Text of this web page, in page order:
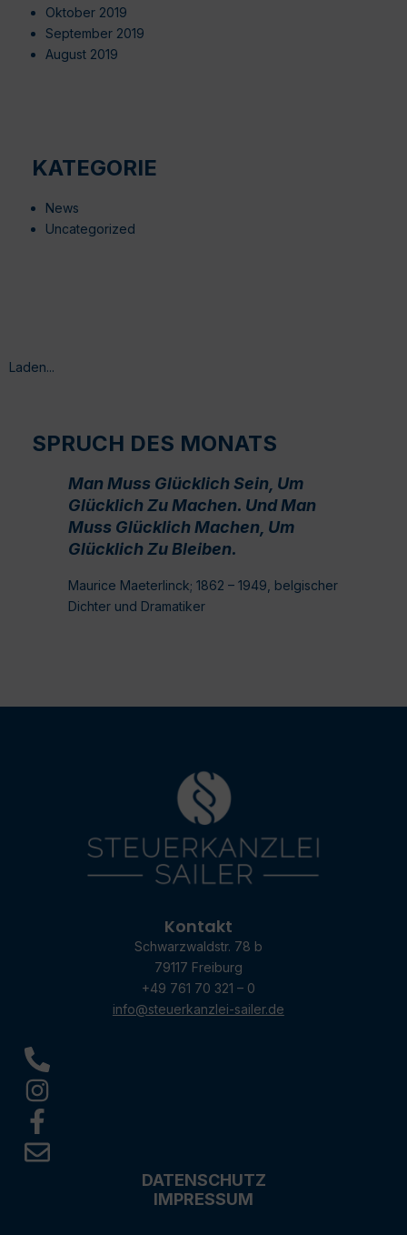
Oktober 2019
September 2019
August 2019
KATEGORIE
News
Uncategorized
Laden...
SPRUCH DES MONATS
Man Muss Glücklich Sein, Um
Glücklich Zu Machen. Und Man
Muss Glücklich Machen, Um
Glücklich Zu Bleiben.
Maurice Maeterlinck; 1862 – 1949, belgischer
Dichter und Dramatiker
Kontakt
Schwarzwaldstr. 78 b
79117 Freiburg
+49 761 70 321 – 0
info@steuerkanzlei-sailer.de
DATENSCHUTZ
IMPRESSUM